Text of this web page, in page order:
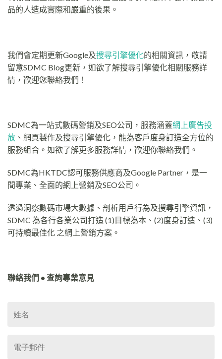
品的人造成實際和嚴重的後果。
我們會定期更新Google及搜尋引擎優化的相關資訊，敬請
留意SDMC Blog更新，如欲了解搜尋引擎優化相關服務詳
情，歡迎您聯絡我們！
SDMC為一站式數碼營銷及SEO公司，服務涵蓋網上廣告投
放 、網頁製作及搜尋引擎優化，能為客戶度身訂造全方位的
服務組合。如欲了解更多服務詳情，歡迎你聯絡我們。
SDMC為HKTDC認可服務供應商及Google Partner，是一
間專業、全面的網上營銷及SEO公司。
透過洞察數碼市場大數據、剖析用戶行為及搜尋引擎資訊，
SDMC 為各行各業公司打造 (1)目標為本、(2)度身訂造、(3)
可持續最佳化 之網上營銷方案。
聯絡我們 • 查詢專業意見